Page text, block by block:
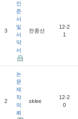
3
인
준
서
및
서
약
서
전종선
12-2
1
2
논
문
제
작
의
뢰
sklee
12-2
0